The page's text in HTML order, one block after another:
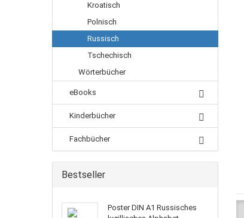
Kroatisch
Polnisch
Russisch
Tschechisch
Wörterbücher
eBooks
Kinderbücher
Fachbücher
Bestseller
Poster DIN A1 Russisches